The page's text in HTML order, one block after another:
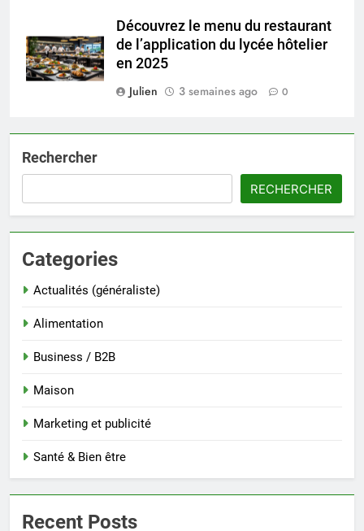
Découvrez le menu du restaurant
de l’application du lycée hôtelier
en 2025
Julien
3 semaines ago 0
Rechercher
RECHERCHER
Categories
Actualités (généraliste)
Alimentation
Business / B2B
Maison
Marketing et publicité
Santé & Bien être
Recent Posts